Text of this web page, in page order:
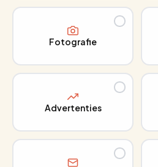
Fotografie
Advertenties